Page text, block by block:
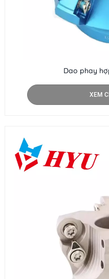
Dao phay
XEM